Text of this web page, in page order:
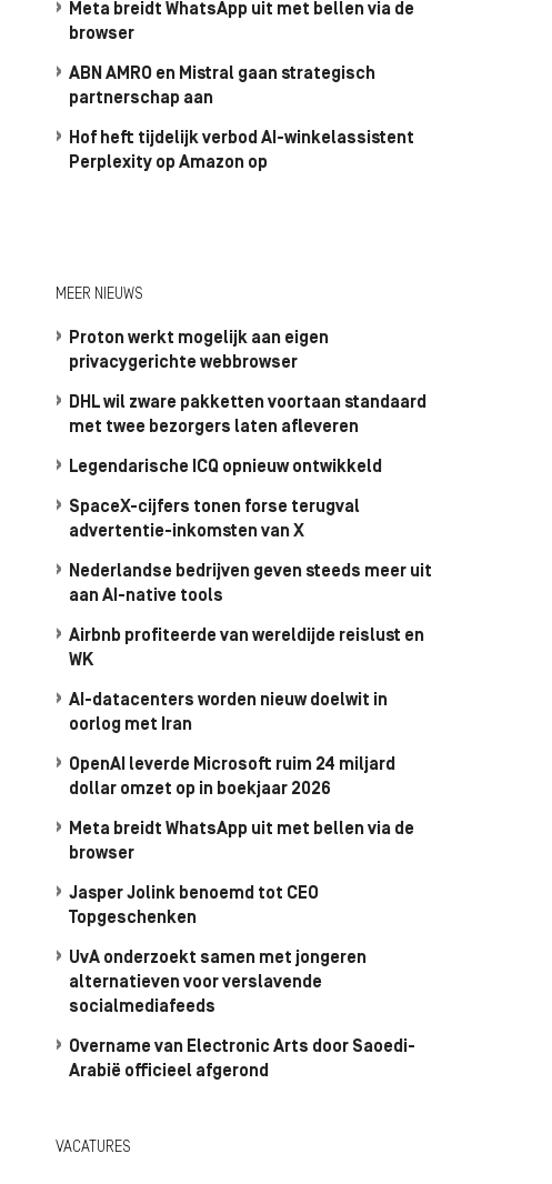
Meta breidt WhatsApp uit met bellen via de
browser
ABN AMRO en Mistral gaan strategisch
partnerschap aan
Hof heft tijdelijk verbod AI-winkelassistent
Perplexity op Amazon op
MEER NIEUWS
Proton werkt mogelijk aan eigen
privacygerichte webbrowser
DHL wil zware pakketten voortaan standaard
met twee bezorgers laten afleveren
Legendarische ICQ opnieuw ontwikkeld
SpaceX-cijfers tonen forse terugval
advertentie-inkomsten van X
Nederlandse bedrijven geven steeds meer uit
aan AI-native tools
Airbnb profiteerde van wereldijde reislust en
WK
AI-datacenters worden nieuw doelwit in
oorlog met Iran
OpenAI leverde Microsoft ruim 24 miljard
dollar omzet op in boekjaar 2026
Meta breidt WhatsApp uit met bellen via de
browser
Jasper Jolink benoemd tot CEO
Topgeschenken
UvA onderzoekt samen met jongeren
alternatieven voor verslavende
socialmediafeeds
Overname van Electronic Arts door Saoedi-
Arabië officieel afgerond
VACATURES